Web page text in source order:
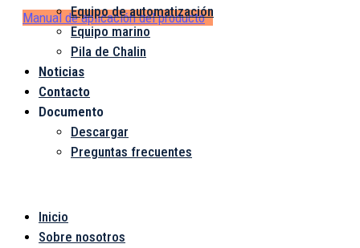
Equipo de automatización
Equipo marino
Pila de Chalin
Noticias
Contacto
Documento
Descargar
Preguntas frecuentes
Inicio
Sobre nosotros
Manual de aplicación del producto